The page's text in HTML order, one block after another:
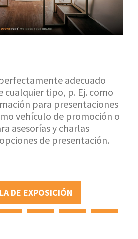
adecuado
cualquier tipo, p. Ej. como
para presentaciones
vehículo de promoción o
asesorías y charlas
de presentación.
DE EXPOSICIÓN